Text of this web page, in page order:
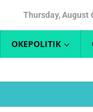
Thursday, August
OKEPOLITIK